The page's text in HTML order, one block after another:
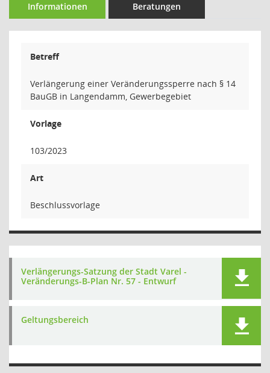
Informationen Beratungen
Betreff
Verlängerung einer Veränderungssperre nach § 14
BauGB in Langendamm, Gewerbegebiet
Vorlage
103/2023
Art
Beschlussvorlage
Verlängerungs-Satzung der Stadt Varel -
Veränderungs-B-Plan Nr. 57 - Entwurf
Geltungsbereich